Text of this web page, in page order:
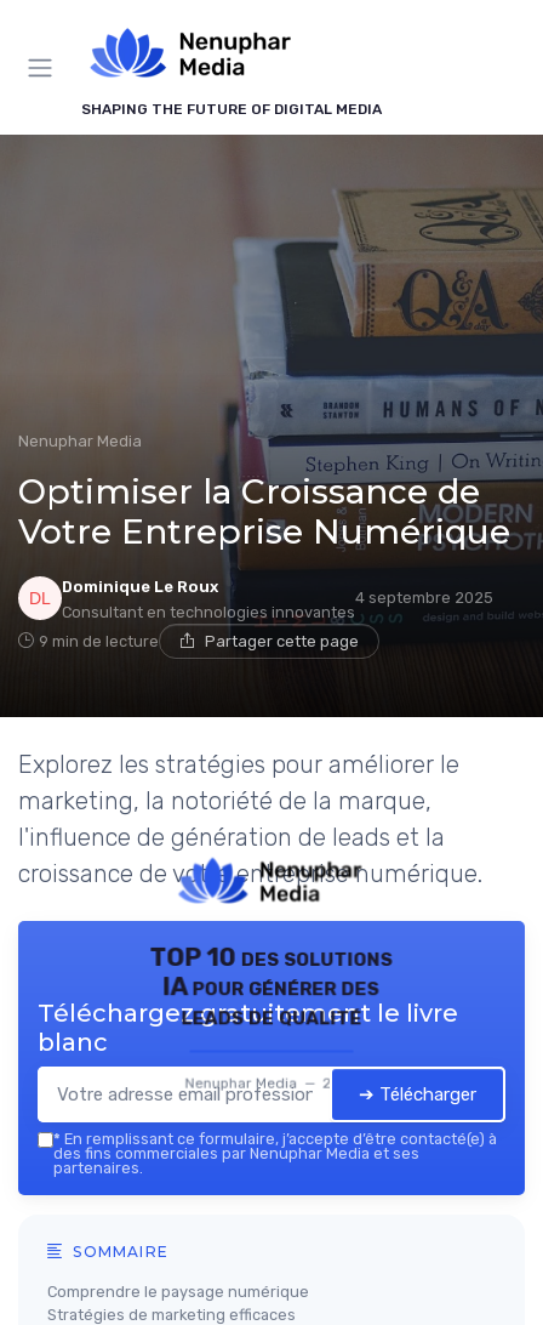
SHAPING THE FUTURE OF DIGITAL MEDIA
Nenuphar Media
Optimiser la Croissance de
Votre Entreprise Numérique
Dominique Le Roux
Consultant en technologies innovantes
4 septembre 2025
9 min de lecture Partager cette page
Explorez les stratégies pour améliorer le
marketing, la notoriété de la marque,
l'influence de génération de leads et la
croissance de votre entreprise numérique.
TOP 10 des solutions
IA pour générer des
leads de qualité
Nenuphar Media — 2026
Téléchargez gratuitement le livre
blanc
➔ Télécharger
* En remplissant ce formulaire, j’accepte d’être contacté(e) à
des fins commerciales par Nenuphar Media et ses
partenaires.
SOMMAIRE
Comprendre le paysage numérique
Stratégies de marketing efficaces